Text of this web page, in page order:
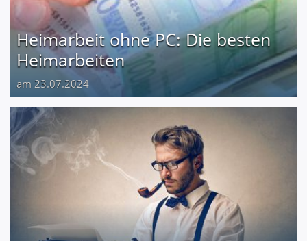
Heimarbeit ohne PC: Die besten
Heimarbeiten
am 23.07.2024